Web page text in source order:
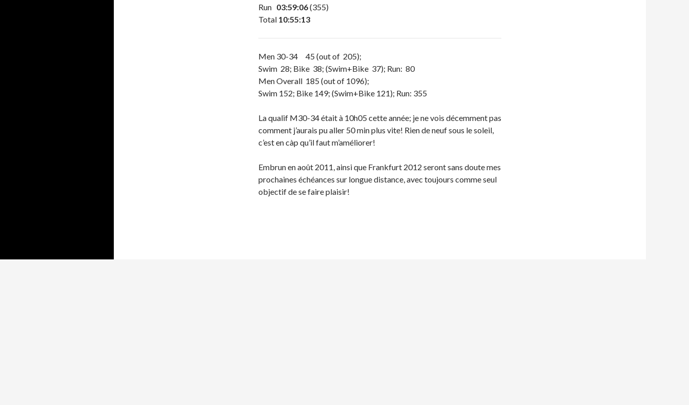
Run 03:59:06(355)
Total 10:55:13
Men 30-34 45 (out of 205);
Swim 28; Bike 38; (Swim+Bike 37); Run: 80
Men Overall 185 (out of 1096);
Swim 152; Bike 149; (Swim+Bike 121); Run: 355
La qualif M30-34 était à 10h05 cette année; je ne vois décemment pas
comment j’aurais pu aller 50 min plus vite! Rien de neuf sous le soleil,
c’est en càp qu’il faut m’améliorer!
Embrun en août 2011, ainsi que Frankfurt 2012 seront sans doute mes
prochaines échéances sur longue distance, avec toujours comme seul
objectif de se faire plaisir!